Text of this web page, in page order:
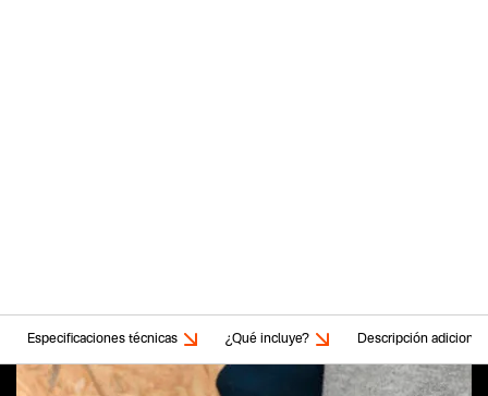
Especificaciones técnicas ¿Qué incluye? Descripción adicional